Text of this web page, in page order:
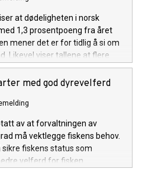
at dødeligheten i norsk
1,3 prosentpoeng fra året
mener det er for tidlig å si om
Likevel viser tallene at flere
for å redusere
med god dyrevelferd
av at forvaltningen av
må vektlegge fiskens behov.
fiskens status som
velferd for fisken.